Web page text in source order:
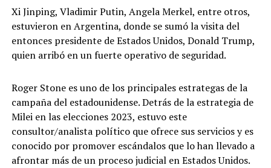
Xi Jinping, Vladimir Putin, Angela Merkel, entre otros,
estuvieron en Argentina, donde se sumó la visita del
entonces presidente de Estados Unidos, Donald Trump,
quien arribó en un fuerte operativo de seguridad.
Roger Stone es uno de los principales estrategas de la
campaña del estadounidense. Detrás de la estrategia de
Milei en las elecciones 2023, estuvo este
consultor/analista político que ofrece sus servicios y es
conocido por promover escándalos que lo han llevado a
afrontar más de un proceso judicial en Estados Unidos.